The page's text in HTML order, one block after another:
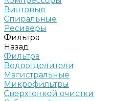
Винтовые
Спиральные
Ресиверы
Фильтра
Назад
Фильтра
Водоотделители
Магистральные
Микрофильтры
Сверхтонкой очистки